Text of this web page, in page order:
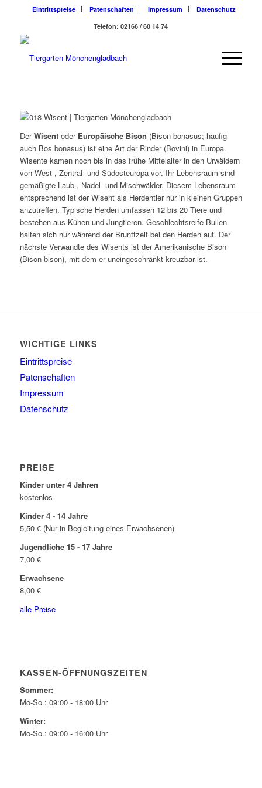
Eintrittspreise Patenschaften Impressum
Datenschutz
Telefon: 02166 / 60 14 74
DerWisentoder Europäische Bison (Bison bonasus; häufig
auch Bos bonasus) ist eine Art der Rinder (Bovini) in Europa.
Wisente kamen noch bis in das frühe Mittelalter in den Urwäldern
von West-, Zentral- und Südosteuropa vor. Ihr Lebensraum sind
gemäßigte Laub-, Nadel- und Mischwälder. Diesem Lebensraum
entsprechend ist der Wisent als Herdentier nur in kleinen Gruppen
anzutreffen. Typische Herden umfassen 12 bis 20 Tiere und
bestehen aus Kühen und Jungtieren. Geschlechtsreife Bullen
halten sich nur während der Brunftzeit bei den Herden auf. Der
nächste Verwandte des Wisents ist der Amerikanische Bison
(Bison bison), mit dem er uneingeschränkt kreuzbar ist.
WICHTIGE LINKS
Eintrittspreise
Patenschaften
Impressum
Datenschutz
PREISE
Kinder unter 4 Jahren
kostenlos
Kinder 4 - 14 Jahre
5,50 € (Nur in Begleitung eines Erwachsenen)
Jugendliche 15 - 17 Jahre
7,00 €
Erwachsene
8,00 €
alle Preise
KASSEN-ÖFFNUNGSZEITEN
Sommer:
Mo-So.: 09:00 - 18:00 Uhr
Winter:
Mo-So.: 09:00 - 16:00 Uhr